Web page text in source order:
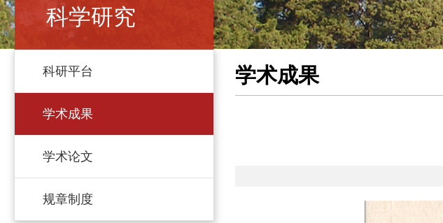
科学研究
科研平台
学术成果
学术论文
规章制度
学术成果